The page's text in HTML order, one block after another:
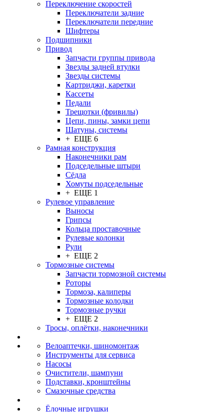
Переключение скоростей
Переключатели задние
Переключатели передние
Шифтеры
Подшипники
Привод
Запчасти группы привода
Звезды задней втулки
Звезды системы
Картриджи, каретки
Кассеты
Педали
Трещотки (фривилы)
Цепи, пины, замки цепи
Шатуны, системы
+ ЕЩЕ 6
Рамная конструкция
Наконечники рам
Подседельные штыри
Сёдла
Хомуты подседельные
+ ЕЩЕ 1
Рулевое управление
Выносы
Грипсы
Кольца проставочные
Рулевые колонки
Рули
+ ЕЩЕ 2
Тормозные системы
Запчасти тормозной системы
Роторы
Тормоза, калиперы
Тормозные колодки
Тормозные ручки
+ ЕЩЕ 2
Тросы, оплётки, наконечники
Велоаптечки, шиномонтаж
Инструменты для сервиса
Насосы
Очистители, шампуни
Подставки, кронштейны
Смазочные средства
Ёлочные игрушки